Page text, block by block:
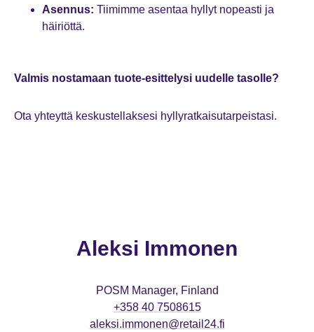
Asennus: Tiimimme asentaa hyllyt nopeasti ja
häiriöttä.
Valmis nostamaan tuote-esittelysi uudelle tasolle?
Ota yhteyttä keskustellaksesi hyllyratkaisutarpeistasi.
Aleksi Immonen
POSM Manager, Finland
+358 40 7508615
aleksi.immonen@retail24.fi